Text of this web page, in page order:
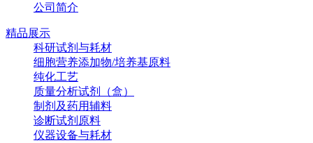
公司简介
精品展示
科研试剂与耗材
细胞营养添加物/培养基原料
纯化工艺
质量分析试剂（盒）
制剂及药用辅料
诊断试剂原料
仪器设备与耗材